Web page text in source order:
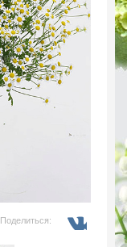
Поделиться: